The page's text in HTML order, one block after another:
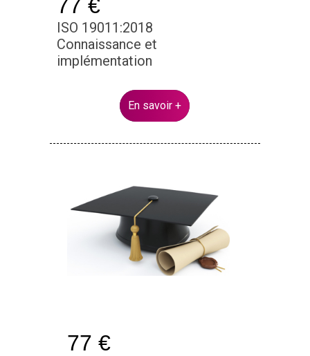
77 €
ISO 19011:2018
Connaissance et
implémentation
En savoir +
77 €